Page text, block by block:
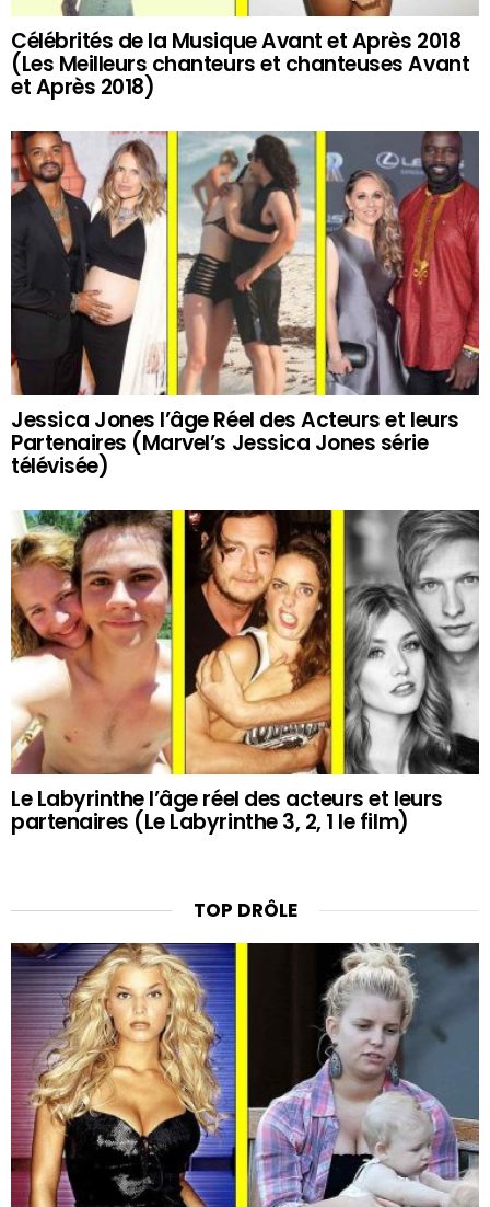
Célébrités de la Musique Avant et Après 2018
(Les Meilleurs chanteurs et chanteuses Avant
et Après 2018)
Jessica Jones l’âge Réel des Acteurs et leurs
Partenaires (Marvel’s Jessica Jones série
télévisée)
Le Labyrinthe l’âge réel des acteurs et leurs
partenaires (Le Labyrinthe 3, 2, 1 le film)
TOP DRÔLE